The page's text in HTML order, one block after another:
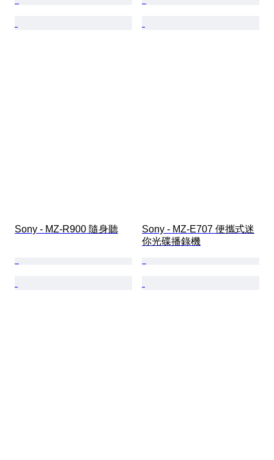
Sony - MZ-R900 隨身聽
Sony - MZ-E707 便攜式迷
你光碟播錄機